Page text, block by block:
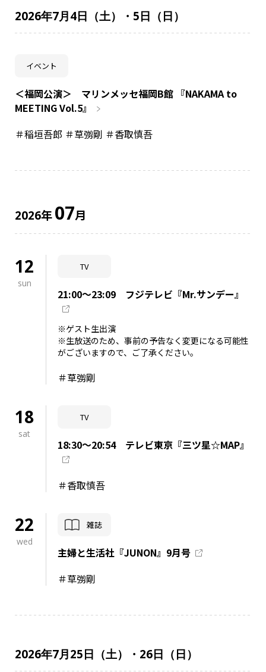
2026年7月4日（土）・5日（日）
イベント
＜福岡公演＞ マリンメッセ福岡B館 『NAKAMA to
MEETING Vol.5』
＃稲垣吾郎 ＃草彅剛 ＃香取慎吾
2026年07月
12
sun
TV
21:00～23:09 フジテレビ『Mr.サンデー』
※ゲスト生出演
※生放送のため、事前の予告なく変更になる可能性
がございますので、ご了承ください。
＃草彅剛
18
sat
TV
18:30～20:54 テレビ東京『三ツ星☆MAP』
＃香取慎吾
22
wed
雑誌
主婦と生活社『JUNON』9月号
＃草彅剛
2026年7月25日（土）・26日（日）